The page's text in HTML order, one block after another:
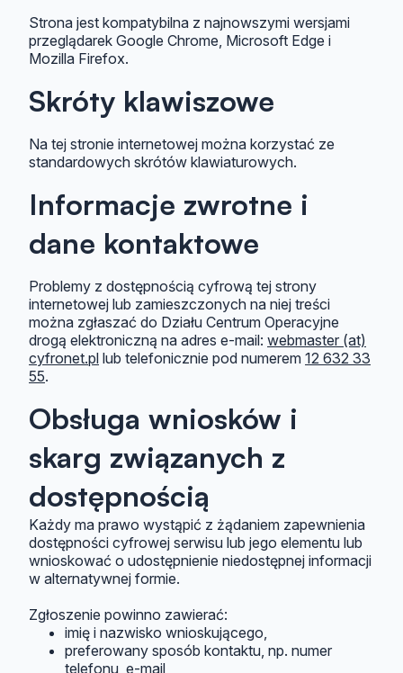
Strona jest kompatybilna z najnowszymi wersjami
przeglądarek Google Chrome, Microsoft Edge i
Mozilla Firefox.
Skróty klawiszowe
Na tej stronie internetowej można korzystać ze
standardowych skrótów klawiaturowych.
Informacje zwrotne i
dane kontaktowe
Problemy z dostępnością cyfrową tej strony
internetowej lub zamieszczonych na niej treści
można zgłaszać do Działu Centrum Operacyjne
drogą elektroniczną na adres e-mail: webmaster (at)
cyfronet.pl lub telefonicznie pod numerem 12 632 33
55.
Obsługa wniosków i
skarg związanych z
dostępnością
Każdy ma prawo wystąpić z żądaniem zapewnienia
dostępności cyfrowej serwisu lub jego elementu lub
wnioskować o udostępnienie niedostępnej informacji
w alternatywnej formie.
Zgłoszenie powinno zawierać:
imię i nazwisko wnioskującego,
preferowany sposób kontaktu, np. numer
telefonu, e-mail,